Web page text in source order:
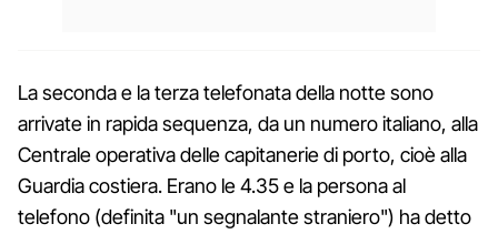
La seconda e la terza telefonata della notte sono
arrivate in rapida sequenza, da un numero italiano, alla
Centrale operativa delle capitanerie di porto, cioè alla
Guardia costiera. Erano le 4.35 e la persona al
telefono (definita "un segnalante straniero") ha detto